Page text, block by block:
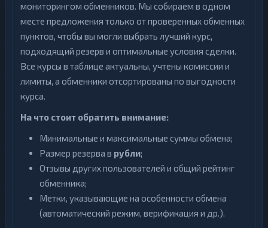
мониторингом обменников. Мы собираем в одном
месте предложения только от проверенных обменных
пунктов, чтобы вы могли выбрать лучший курс,
подходящий резерв и оптимальные условия сделки.
Все курсы в таблице актуальны, учтены комиссии и
лимиты, а обменники отсортированы по выгодности
курса.
На что стоит обратить внимание:
Минимальные и максимальные суммы обмена;
Размер резерва в рубли;
Отзывы других пользователей и общий рейтинг
обменника;
Метки, указывающие на особенности обмена
(автоматический режим, верификация и др.).